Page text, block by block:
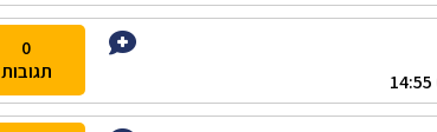
0
תגובות